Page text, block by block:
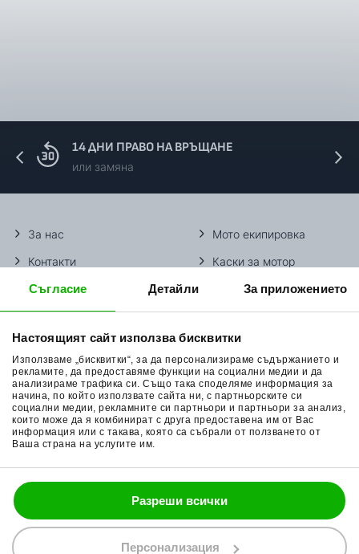
Съгласие Детайли За приложението
Настоящият сайт използва бисквитки
Използваме „бисквитки“, за да персонализираме съдържанието и
рекламите, да предоставяме функции на социални медии и да
анализираме трафика си. Също така споделяме информация за
начина, по който използвате сайта ни, с партньорските си
социални медии, рекламните си партньори и партньори за анализ,
които може да я комбинират с друга предоставена им от Вас
информация или с такава, която са събрали от ползването от
Ваша страна на услугите им.
Разреши всички
Персонализация
14 ДНИ ПРАВО НА ВРЪЩАНЕ
или замяна
За нас
Контакти
Методи доставка
Начини плащане
Връщане на стока
Общи условия
Поверителност
Политика за бисквитки
Мото екипировка
Каски за мотор
Ботуши за мотор
Гуми за мотор
Очила за мотор
Раници за мотор
Ръкавици за мотор
Части за мотор
088 200 7002
shop@bobimx.com